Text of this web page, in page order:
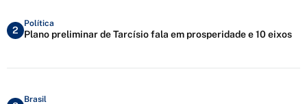
2
Política
Plano preliminar de Tarcísio fala em prosperidade e 10 eixos
Brasil